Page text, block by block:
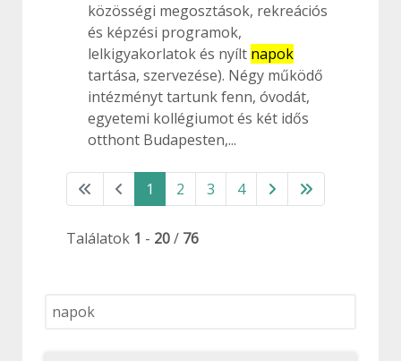
közösségi megosztások, rekreációs
és képzési programok,
lelkigyakorlatok és nyílt napok
tartása, szervezése). Négy működő
intézményt tartunk fenn, óvodát,
egyetemi kollégiumot és két idős
otthont Budapesten,...
1 2 3 4
Találatok 1 - 20/ 76
Keresés...